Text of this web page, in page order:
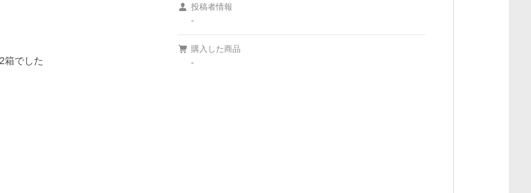
箱でした
投稿者情報
-
購入した商品
-